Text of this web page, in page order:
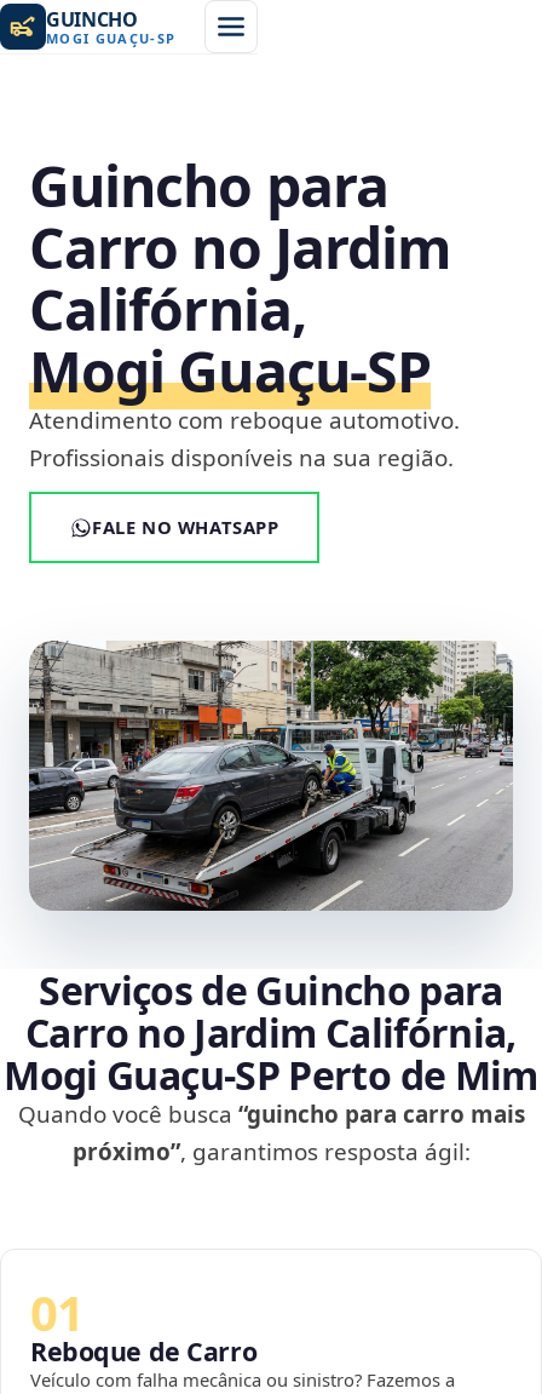
GUINCHO
MOGI GUAÇU-SP
Guincho para
Carro no Jardim
Califórnia,
Mogi Guaçu‑SP
Atendimento com reboque automotivo.
Profissionais disponíveis na sua região.
FALE NO WHATSAPP
Serviços de Guincho para
Carro no Jardim Califórnia,
Mogi Guaçu‑SP Perto de Mim
Quando você busca “guincho para carro mais
próximo”, garantimos resposta ágil:
01
Reboque de Carro
Veículo com falha mecânica ou sinistro? Fazemos a